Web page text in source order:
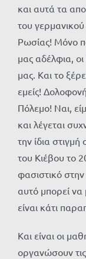
και αυτά τα
του γερμανικού
Ρωσίας! Μόνο
μας αδέλφια,
μας. Και το
εμείς!
Πόλεμο! Ναι,
και λέγεται
την ίδια
του Κιέβου το
φασιστικό
αυτό μπορεί να
είναι κάτι
Και είναι οι
οργανώσουν